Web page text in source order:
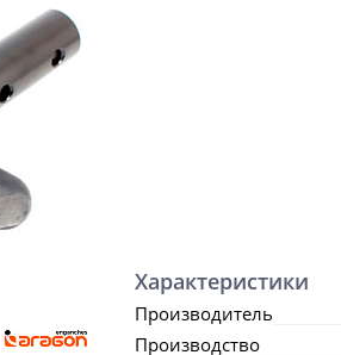
Характеристики
Производитель
Производство